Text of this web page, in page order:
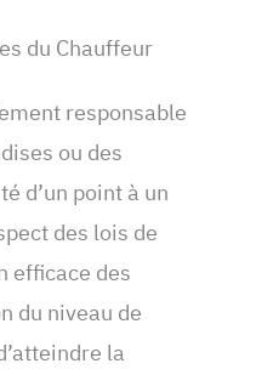
du Chauffeur
responsable
ou des
d’un point à un
des lois de
efficace des
du niveau de
la